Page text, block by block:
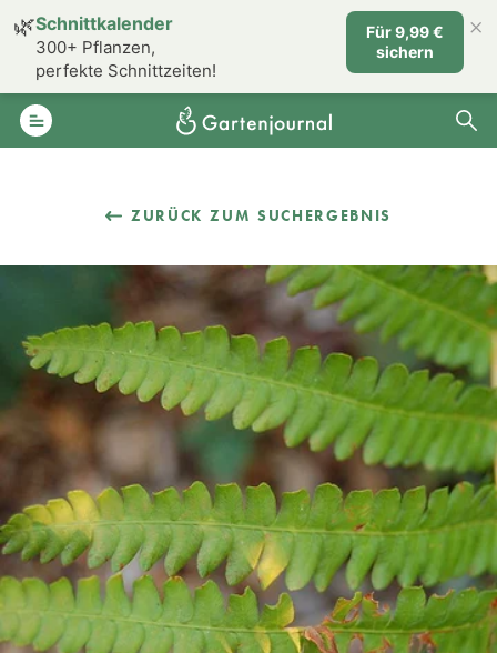
ZURÜCK ZUM SUCHERGEBNIS
🌿Schnittkalender
300+ Pflanzen,
perfekte Schnittzeiten!
Für 9,99 €
sichern
×